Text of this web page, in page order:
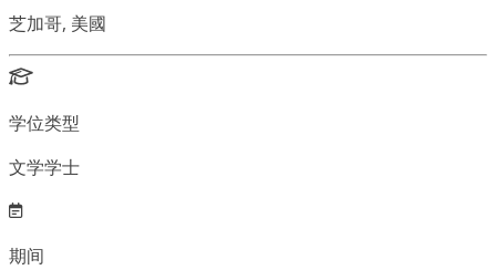
芝加哥, 美國
学位类型
文学学士
期间